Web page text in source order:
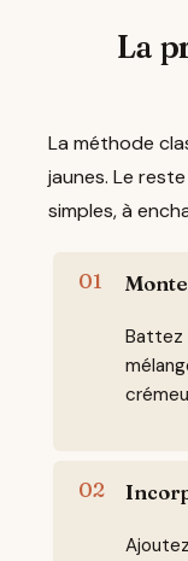
La
La méthode
jaunes. Le
simples, à
Battez